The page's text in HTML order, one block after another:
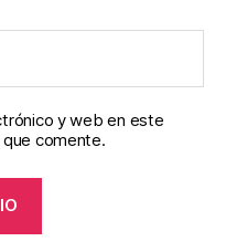
y web en este
comente.